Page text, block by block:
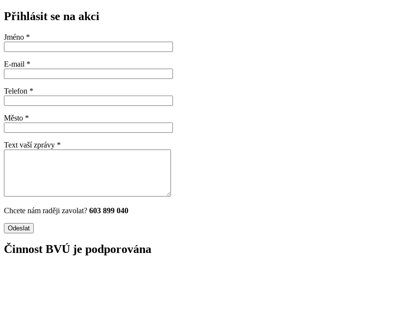
Přihlásit se na akci
Jméno *
E-mail *
Telefon *
Město *
Text vaší zprávy *
Chcete nám raději zavolat? 603 899 040
Činnost BVÚ je podporována